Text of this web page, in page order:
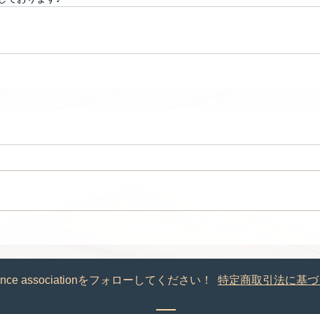
associationをフォローしてください！ 特定商取引法に基